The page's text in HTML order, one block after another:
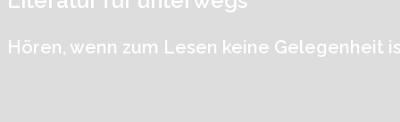
Hören, wenn zum Lesen keine Gelegenheit